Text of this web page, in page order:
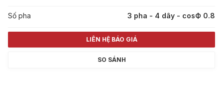
Số pha 3 pha - 4 dây - cosФ 0.8
LIÊN HỆ BÁO GIÁ
SO SÁNH